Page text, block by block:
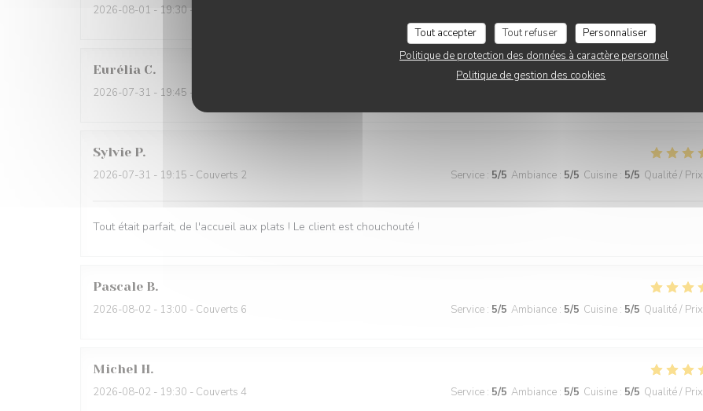
Tout accepter Tout refuser
Personnaliser
Politique de protection des données à caractère personnel
Politique de gestion des cookies
2026-08-01 - 19:30 - Couverts 4
Eurélia C
2026-07-31 - 19:45 - Couverts 4
Sylvie P
2026-07-31 - 19:15 - Couverts 2 Service : 5/5 Ambiance : 5/5 Cuisine : 5/5 Qualité / Prix
Tout était parfait, de l'accueil aux plats ! Le client est chouchouté !
Pascale B
2026-08-02 - 13:00 - Couverts 6 Service : 5/5 Ambiance : 5/5 Cuisine : 5/5 Qualité / Prix
Michel H
2026-08-02 - 19:30 - Couverts 4 Service : 5/5 Ambiance : 5/5 Cuisine : 5/5 Qualité / Prix